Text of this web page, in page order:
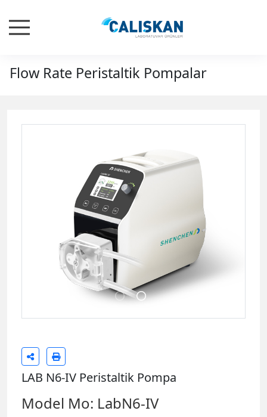
Flow Rate Peristaltik Pompalar
LAB N6-IV Peristaltik Pompa
Model Mo: LabN6-IV